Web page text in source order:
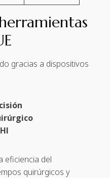
gracias a dispositivos
eficiencia del
quirúrgicos y